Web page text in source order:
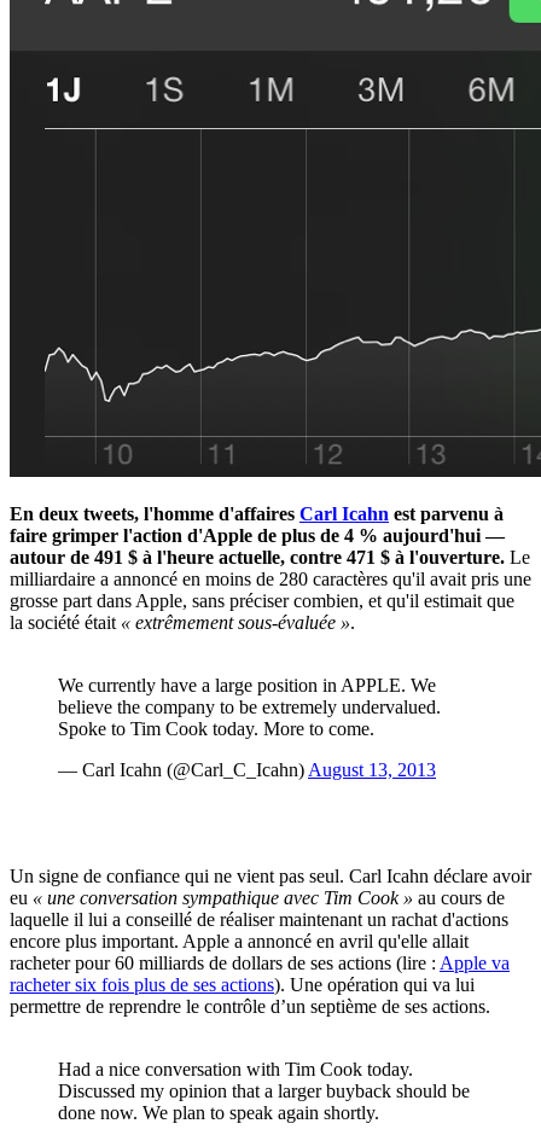
En deux tweets, l'homme d'affaires Carl Icahn est parvenu à
faire grimper l'action d'Apple de plus de 4 % aujourd'hui —
autour de 491 $ à l'heure actuelle, contre 471 $ à l'ouverture. Le
milliardaire a annoncé en moins de 280 caractères qu'il avait pris une
grosse part dans Apple, sans préciser combien, et qu'il estimait que
la société était « extrêmement sous-évaluée ».
We currently have a large position in APPLE. We
believe the company to be extremely undervalued.
Spoke to Tim Cook today. More to come.
— Carl Icahn (@Carl_C_Icahn) August 13, 2013
Un signe de confiance qui ne vient pas seul. Carl Icahn déclare avoir
eu « une conversation sympathique avec Tim Cook » au cours de
laquelle il lui a conseillé de réaliser maintenant un rachat d'actions
encore plus important. Apple a annoncé en avril qu'elle allait
racheter pour 60 milliards de dollars de ses actions (lire : Apple va
racheter six fois plus de ses actions). Une opération qui va lui
permettre de reprendre le contrôle d’un septième de ses actions.
Had a nice conversation with Tim Cook today.
Discussed my opinion that a larger buyback should be
done now. We plan to speak again shortly.